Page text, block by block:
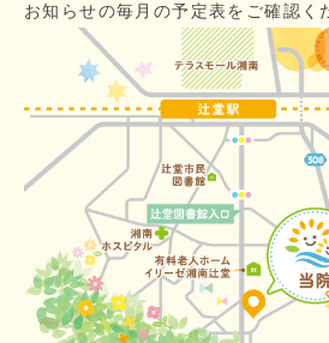
お知らせの毎月の予定表をご確認く